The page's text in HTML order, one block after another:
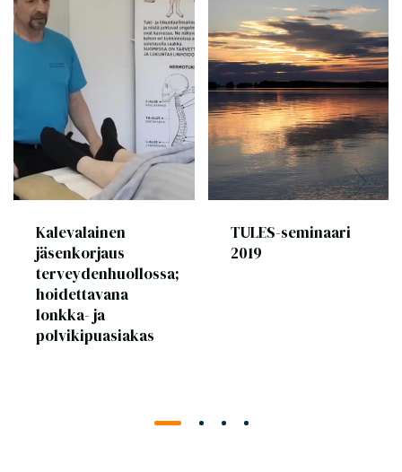
Kalevalainen
jäsenkorjaus
terveydenhuollossa;
hoidettavana
lonkka- ja
polvikipuasiakas
TULES-seminaari
2019